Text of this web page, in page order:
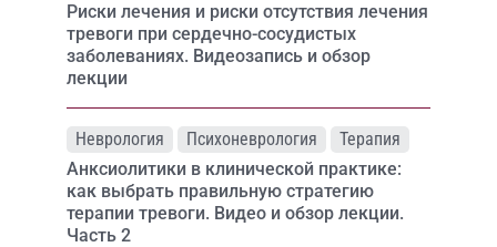
Риски лечения и риски отсутствия лечения
тревоги при сердечно-сосудистых
заболеваниях. Видеозапись и обзор
лекции
Неврология Психоневрология
Терапия
Анксиолитики в клинической практике:
как выбрать правильную стратегию
терапии тревоги. Видео и обзор лекции.
Часть 2